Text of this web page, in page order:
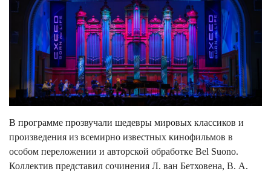
В программе прозвучали шедевры мировых классиков и
произведения из всемирно известных кинофильмов в
особом переложении и авторской обработке Bel Suono.
Коллектив представил сочинения Л. ван Бетховена, В. А.